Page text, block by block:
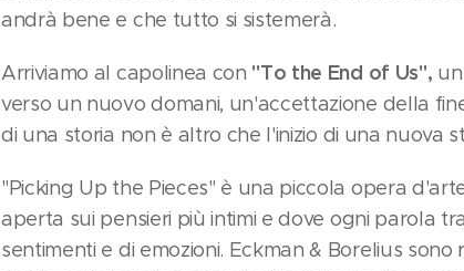
andrà bene e che tutto si sistemerà.
Arriviamo al capolinea con "To the End of Us",
verso un nuovo domani, un'accettazione della
di una storia non è altro che l'inizio di una nuova
"Picking Up the Pieces" è una piccola opera
aperta sui pensieri più intimi e dove ogni parola
sentimenti e di emozioni. Eckman & Borelius